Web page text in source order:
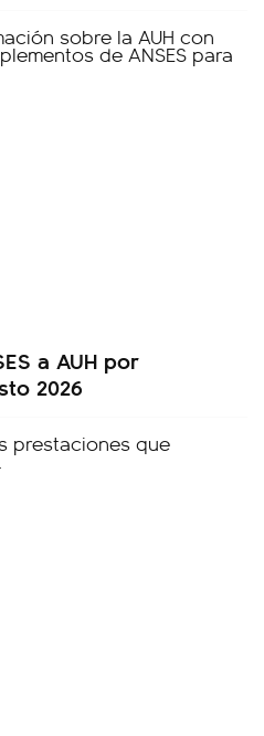
a AUH por
2026